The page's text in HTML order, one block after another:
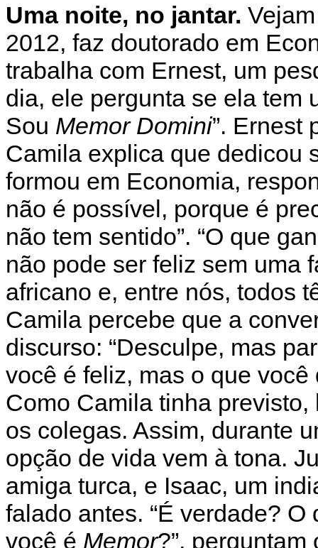
Uma noite, no jantar.
2012, faz doutorado em
trabalha com Ernest, um
dia, ele pergunta se ela tem
Sou Memor Domini”. Ernest
Camila explica que dedicou
formou em Economia,
não é possível, porque é
não tem sentido”. “O que
não pode ser feliz sem uma
africano e, entre nós, todos
Camila percebe que a
discurso: “Desculpe, mas
você é feliz, mas o que você
Como Camila tinha previsto,
os colegas. Assim, durante
opção de vida vem à tona.
amiga turca, e Isaac, um
falado antes. “É verdade?
você é Memor?”,